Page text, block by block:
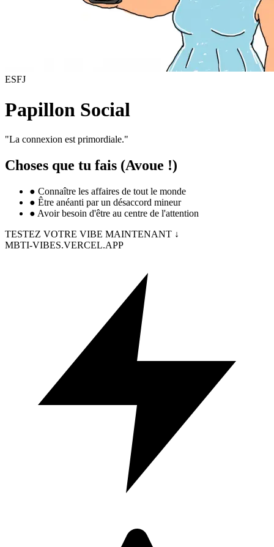
ESFJ
Papillon Social
"La connexion est primordiale."
Choses que tu fais (Avoue !)
● Connaître les affaires de tout le monde
● Être anéanti par un désaccord mineur
● Avoir besoin d'être au centre de l'attention
TESTEZ VOTRE VIBE MAINTENANT ↓
MBTI-VIBES.VERCEL.APP